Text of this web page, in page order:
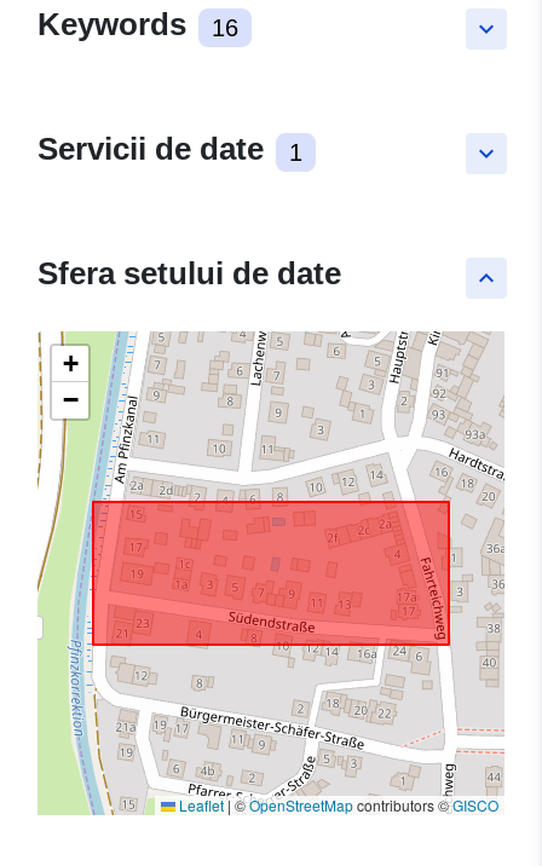
keyboard_arrow_down
Keywords 16
keyboard_arrow_down
Servicii de date 1
keyboard_arrow_up
Sfera setului de date
+
−
Leaflet |©OpenStreetMapcontributors ©GISCO